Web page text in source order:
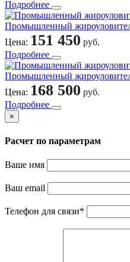
Подробнее
Промышленный
Цена: 151 450 руб.
Подробнее
Промышленный
Цена: 168 500 руб.
Подробнее
×
Расчет по параметрам
Ваше имя
Ваш email
Телефон для связи*